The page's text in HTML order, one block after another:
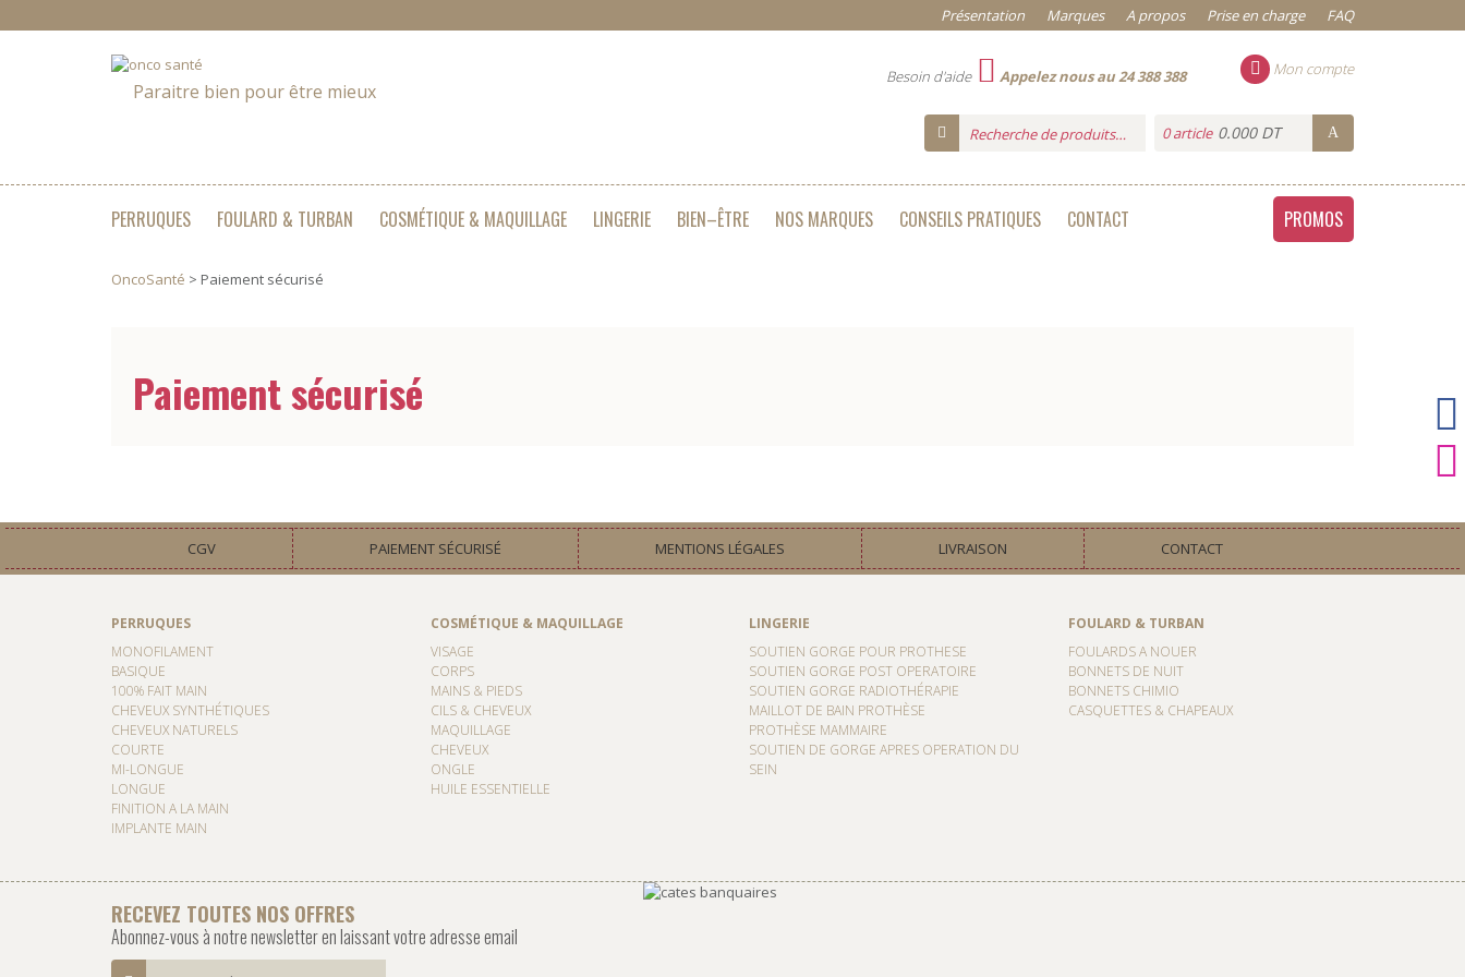
Présentation Marques A propos Prise en charge FAQ
Paraitre bien pour être mieux
Besoin d'aide Appelez nous au 24 388 388 Mon compte
0 article 0.000 DT
PERRUQUES FOULARD & TURBAN COSMÉTIQUE & MAQUILLAGE LINGERIE BIEN–ÊTRE NOS MARQUES CONSEILS PRATIQUES CONTACT PROMOS
OncoSanté > Paiement sécurisé
Paiement sécurisé
CGV PAIEMENT SÉCURISÉ MENTIONS LÉGALES LIVRAISON CONTACT
PERRUQUES
MONOFILAMENT
BASIQUE
100% FAIT MAIN
CHEVEUX SYNTHÉTIQUES
CHEVEUX NATURELS
COURTE
MI-LONGUE
LONGUE
FINITION A LA MAIN
IMPLANTE MAIN
COSMÉTIQUE & MAQUILLAGE
VISAGE
CORPS
MAINS & PIEDS
CILS & CHEVEUX
MAQUILLAGE
CHEVEUX
ONGLE
HUILE ESSENTIELLE
LINGERIE
SOUTIEN GORGE POUR PROTHESE
SOUTIEN GORGE POST OPERATOIRE
SOUTIEN GORGE RADIOTHÉRAPIE
MAILLOT DE BAIN PROTHÈSE
PROTHÈSE MAMMAIRE
SOUTIEN DE GORGE APRES OPERATION DU
SEIN
FOULARD & TURBAN
FOULARDS A NOUER
BONNETS DE NUIT
BONNETS CHIMIO
CASQUETTES & CHAPEAUX
RECEVEZ TOUTES NOS OFFRES
Abonnez-vous à notre newsletter en laissant votre adresse email